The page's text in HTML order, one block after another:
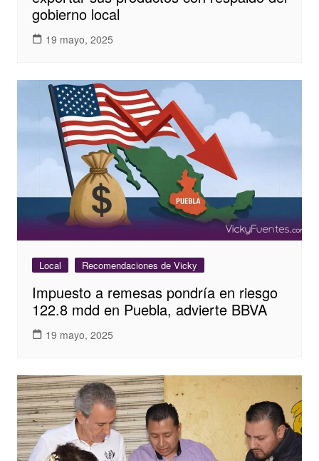
gobierno local
19 mayo, 2025
Local Recomendaciones de Vicky
Impuesto a remesas pondría en riesgo
122.8 mdd en Puebla, advierte BBVA
19 mayo, 2025